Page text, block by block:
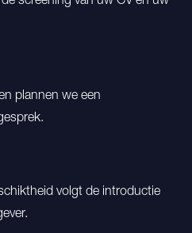
plannen we een
volgt de introductie